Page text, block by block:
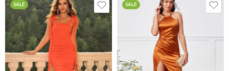
SALE SALE